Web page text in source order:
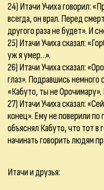
24) Итачи Учиха говорил:
всегда, он врал. Перед
другого раза не будет». И
25) Итачи Учиха сказал:
уж я умер…».
26) Итачи Учиха сказал:
глаз». Подравшись немного
«Кабуто, ты не
27) Итачи Учиха сказал:
конец». Ему не поверили
объяснял Кабуто, что тот в
начинать говорить людям
Итачи и друзья: